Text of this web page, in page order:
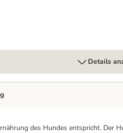
Details
des Hundes entspricht. Der